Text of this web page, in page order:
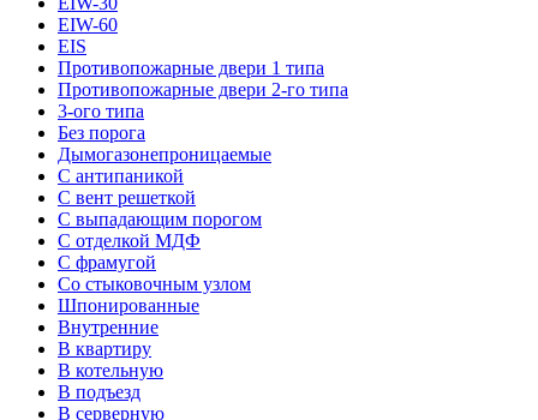
EIW-60
EIS
Противопожарные двери 1 типа
Противопожарные двери 2-го типа
3-ого типа
Без порога
Дымогазонепроницаемые
С антипаникой
С вент решеткой
С выпадающим порогом
С отделкой МДФ
С фрамугой
Со стыковочным узлом
Шпонированные
Внутренние
В квартиру
В котельную
В подъезд
В серверную